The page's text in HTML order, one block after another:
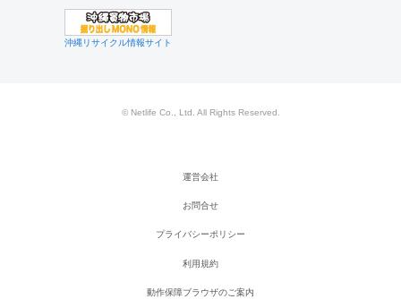
沖縄リサイクル情報サイト
© Netlife Co., Ltd. All Rights Reserved.
運営会社
お問合せ
プライバシーポリシー
利用規約
動作保障ブラウザのご案内